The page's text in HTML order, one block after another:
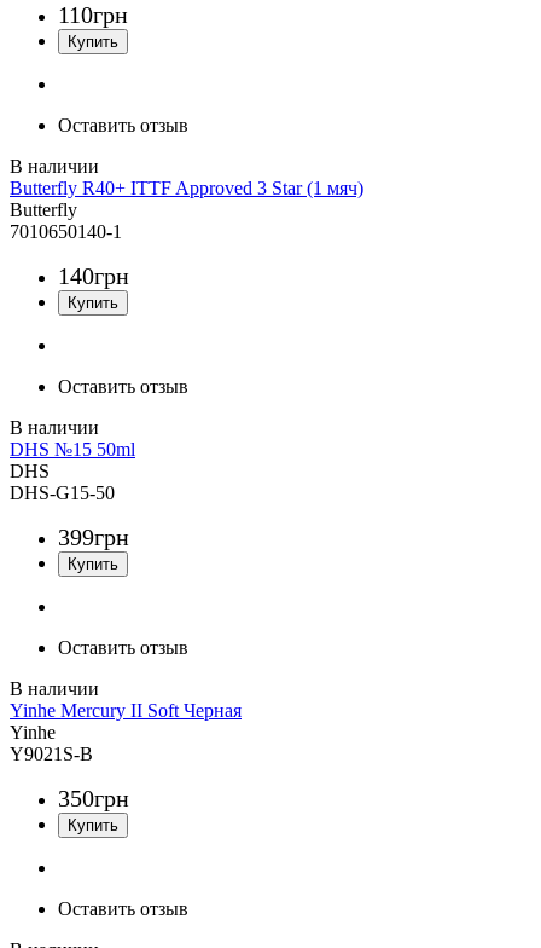
110грн
Оставить отзыв
Butterfly R40+ ITTF Approved 3 Star (1 мяч)
Butterfly
7010650140-1
140грн
Оставить отзыв
DHS №15 50ml
DHS
DHS-G15-50
399грн
Оставить отзыв
Yinhe Mercury II Soft Черная
Yinhe
Y9021S-B
350грн
Оставить отзыв